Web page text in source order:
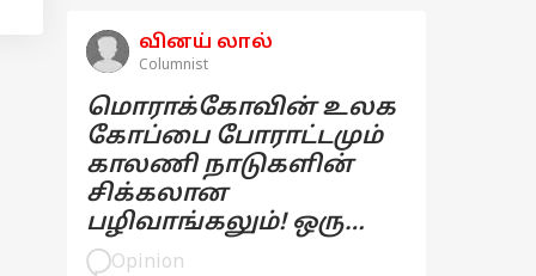
வினய் லால்
Columnist
மொராக்கோவின் உலக
கோப்பை போராட்டமும்
காலணி நாடுகளின்
சிக்கலான
பழிவாங்கலும்! ஒரு
பார்வை
Opinion